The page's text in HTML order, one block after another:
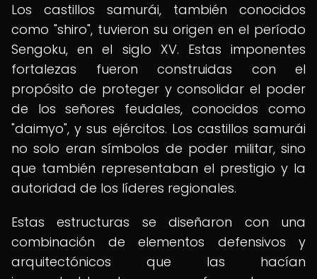
Los castillos samurái, también conocidos
como "shiro", tuvieron su origen en el período
Sengoku, en el siglo XV. Estas imponentes
fortalezas fueron construidas con el
propósito de proteger y consolidar el poder
de los señores feudales, conocidos como
"daimyo", y sus ejércitos. Los castillos samurái
no solo eran símbolos de poder militar, sino
que también representaban el prestigio y la
autoridad de los líderes regionales.
Estas estructuras se diseñaron con una
combinación de elementos defensivos y
arquitectónicos que las hacían